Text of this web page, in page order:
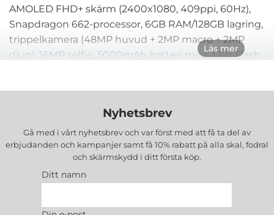
Läs mer
AMOLED FHD+ skärm (2400x1080, 409ppi, 60Hz),
Snapdragon 662-processor, 6GB RAM/128GB lagring,
trippelkamera (48MP huvud + 2MP macro + 2MP
djup), 16MP selfie, 5000mAh batteri med 33W Flash
med exakta utskärningar för USB-C och kameror.
Oppo F19 Skalger omfattande baksidesskydd i
flexibelt TPU eller hybridmaterial som absorberar
stötar effektivt. Transparenta skal visar telefonens
motstår fingeravtryck. Precisionsutskärningar för
Nyhetsbrev
Gå med i vårt nyhetsbrev och var först med att få ta del av
erbjudanden och kampanjer samt få 10% rabatt på alla skal, fodral
och skärmskydd i ditt första köp.
Ditt namn